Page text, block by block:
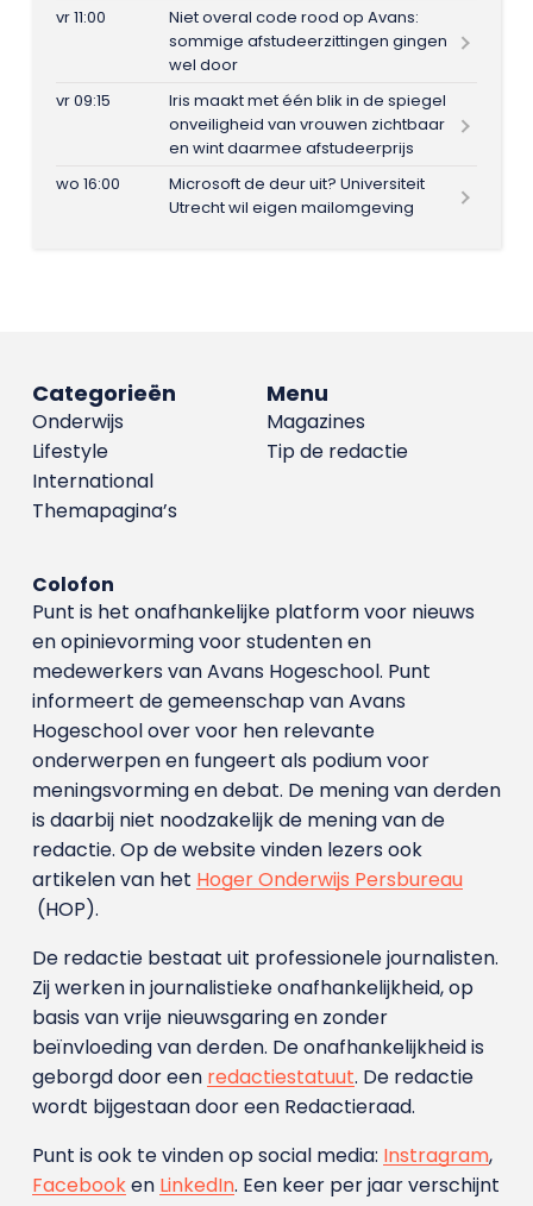
vr 11:00
Niet overal code rood op Avans:
sommige afstudeerzittingen gingen
wel door
vr 09:15
Iris maakt met één blik in de spiegel
onveiligheid van vrouwen zichtbaar
en wint daarmee afstudeerprijs
wo 16:00
Microsoft de deur uit? Universiteit
Utrecht wil eigen mailomgeving
Menu
Magazines
Tip de redactie
Categorieën
Onderwijs
Lifestyle
International
Themapagina’s
Colofon
Punt is het onafhankelijke platform voor nieuws
en opinievorming voor studenten en
medewerkers van Avans Hoge­school. Punt
informeert de gemeenschap van Avans
Hogeschool over voor hen relevante
onderwerpen en fungeert als podium voor
meningsvorming en debat. De mening van derden
is daarbij niet noodzakelijk de mening van de
redactie. Op de website vinden lezers ook
artikelen van het Hoger Onderwijs Persbureau
(HOP).
De redactie bestaat uit professionele journalisten.
Zij werken in journalistieke onafhankelijkheid, op
basis van vrije nieuwsgaring en zonder
beïnvloeding van derden. De onafhankelijkheid is
geborgd door een redactiestatuut. De redactie
wordt bijgestaan door een Redactieraad.
Punt is ook te vinden op social media: Instragram,
Facebooken LinkedIn. Een keer per jaar verschijnt